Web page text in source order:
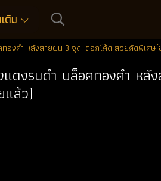
ติม
งคำ หลังสายฝน 3 จุด+ตอกโค้ด สวยคัดพิเศษ(
ดงรมดำ บล็อคทองคำ หลั
ล้ว)